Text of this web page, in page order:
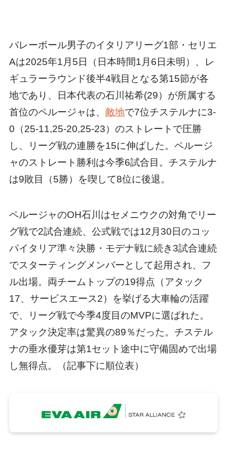
バレーボール男子のイタリアリーグ1部・セリエ
Aは2025年1月5日（日本時間1月6日未明）、レ
ギュラーラウンド後半4戦目となる第15節が各
地であり、日本代表の石川祐希(29）が所属する
首位のペルージャは、 敵地で7位チステルナに3-
0（25-11,25-20,25-23）のストレートで圧勝
し、リーグ戦の連勝を15に伸ばした。ペルージ
ャのストレート勝利は今季6試合目。チステルナ
は9敗目（5勝）を喫して8位に後退。
ペルージャのOH石川はセメニウクの対角でリー
グ戦で2試合連続、公式戦では12月30日のコッ
パイタリア準々決勝・モデナ戦に続き3試合連続
でスターティングメンバーとして起用され、フ
ル出場。両チームトップの19得点（アタック
17、サービスエース2）を挙げる大車輪の活躍
で、リーグ戦で今季4度目のMVPに選ばれた。
アタック決定率は驚異の89％だった。チステル
ナの垂水優芽は第1セット途中に守備固めで出場
し無得点。（記事下に順位表）